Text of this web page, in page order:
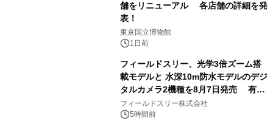
舗をリニューアル 各店舗の詳細を発
表！
東京国立博物館
1日前
フィールドスリー、光学3倍ズーム搭
載モデルと 水深10m防水モデルのデジ
タルカメラ2機種を8月7日発売 有効
約1300万画素、用途別に選べるコンデ
ジ新登場
フィールドスリー株式会社
5時間前